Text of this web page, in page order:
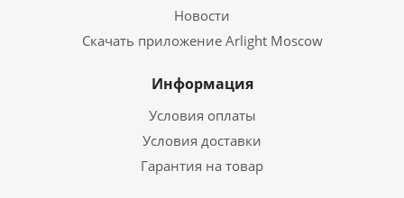
Новости
Скачать приложение Arlight Moscow
Информация
Условия оплаты
Условия доставки
Гарантия на товар